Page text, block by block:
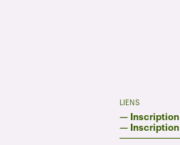
LIENS
—
—